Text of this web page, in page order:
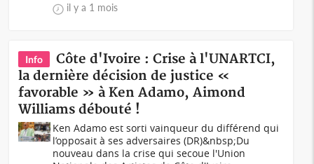
il y a 1 mois
Info
Côte d'Ivoire : Crise à l'UNARTCI,
la dernière décision de justice «
favorable » à Ken Adamo, Aimond
Williams débouté !
Ken Adamo est sorti vainqueur du différend qui
l’opposait à ses adversaires (DR)&nbsp;Du
nouveau dans la crise qui secoue l'Union